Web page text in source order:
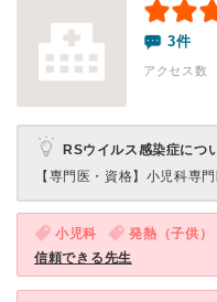
3件
アクセス数
RSウイルス感染症につ
【専門医・資格】 小児科専門
小児科 発熱（子供）
信頼できる先生